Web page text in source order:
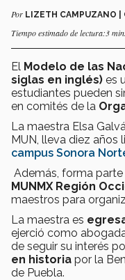
Por LIZETH CAMPUZANO |
Tiempo estimado de lectura:3
El Modelo de las
siglas en inglés) es
estudiantes pueden
en comités de la
La maestra Elsa
MUN, lleva diez años
campus Sonora
Además, forma
MUNMX Región
maestros para
La maestra es
ejerció como
de seguir su interés
en historia por la
de Puebla.